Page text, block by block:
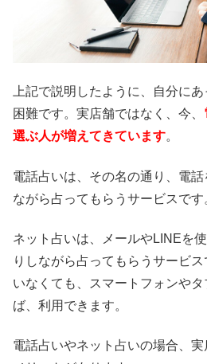
上記で説明したように、自分に
困難です。実店舗ではなく、今、
選ぶ人が増えてきています。
電話占いは、その名の通り、電
ながら占ってもらうサービスです
ネット占いは、メールやLINEを
りしながら占ってもらうサービ
いなくても、スマートフォンや
ば、利用できます。
電話占いやネット占いの場合、